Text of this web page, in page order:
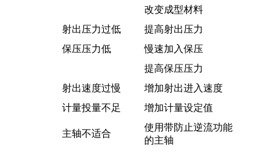
改变成型材料
射出压力过低
提高射出压力
保压压力低
慢速加入保压
提高保压压力
射出速度过慢
增加射出进入速度
计量投量不足
增加计量设定值
主轴不适合
使用带防止逆流功能
的主轴